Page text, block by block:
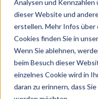
Analysen und
dieser Website und
erstellen. Mehr Infos über
Cookies finden Sie in
Wenn Sie ablehnen,
beim Besuch dieser
einzelnes Cookie wird in
daran zu erinnern, dass